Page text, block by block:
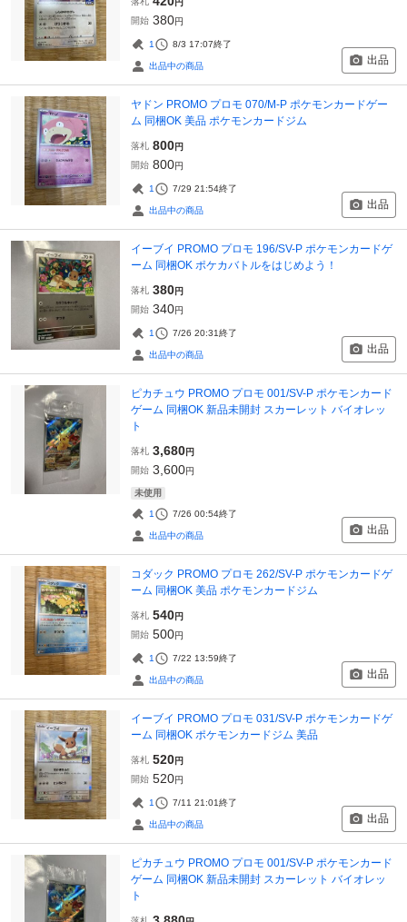
開始 380円
1 8/3 17:07終了
出品中の商品 出品
ヤドン PROMO プロモ 070/M-P ポケモンカードゲー
ム 同梱OK 美品 ポケモンカードジム
落札 800円
開始 800円
1 7/29 21:54終了
出品中の商品 出品
イーブイ PROMO プロモ 196/SV-P ポケモンカードゲ
ーム 同梱OK ポケカバトルをはじめよう！
落札 380円
開始 340円
1 7/26 20:31終了
出品中の商品 出品
ピカチュウ PROMO プロモ 001/SV-P ポケモンカード
ゲーム 同梱OK 新品未開封 スカーレット バイオレッ
ト
落札 3,680円
開始 3,600円
未使用
1 7/26 00:54終了
出品中の商品 出品
コダック PROMO プロモ 262/SV-P ポケモンカードゲ
ーム 同梱OK 美品 ポケモンカードジム
落札 540円
開始 500円
1 7/22 13:59終了
出品中の商品 出品
イーブイ PROMO プロモ 031/SV-P ポケモンカードゲ
ーム 同梱OK ポケモンカードジム 美品
落札 520円
開始 520円
1 7/11 21:01終了
出品中の商品 出品
ピカチュウ PROMO プロモ 001/SV-P ポケモンカード
ゲーム 同梱OK 新品未開封 スカーレット バイオレッ
ト